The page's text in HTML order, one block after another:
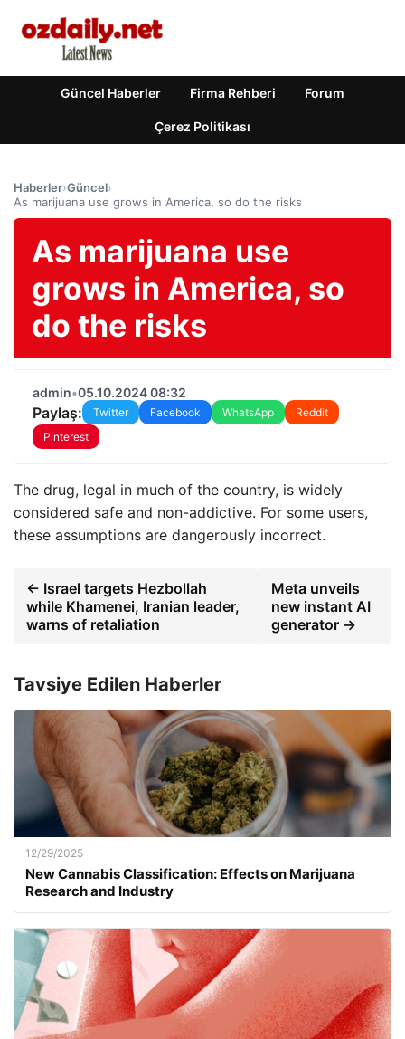
Güncel Haberler Firma Rehberi Forum
Çerez Politikası
Haberler›Güncel›
As marijuana use grows in America, so do the risks
As marijuana use
grows in America, so
do the risks
admin•05.10.2024 08:32
Paylaş: Twitter Facebook WhatsApp
Reddit
Pinterest
The drug, legal in much of the country, is widely
considered safe and non-addictive. For some users,
these assumptions are dangerously incorrect.
← Israel targets Hezbollah
while Khamenei, Iranian leader,
warns of retaliation
Meta unveils
new instant AI
generator →
Tavsiye Edilen Haberler
12/29/2025
New Cannabis Classification: Effects on Marijuana
Research and Industry